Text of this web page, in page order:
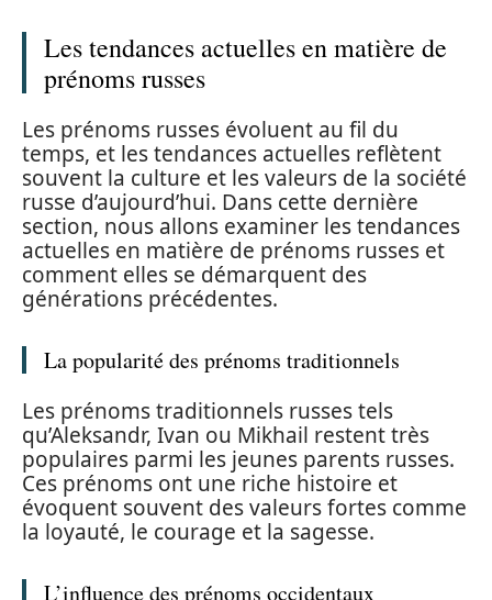
Les tendances actuelles en matière de
prénoms russes
Les prénoms russes évoluent au fil du
temps, et les tendances actuelles reflètent
souvent la culture et les valeurs de la société
russe d’aujourd’hui. Dans cette dernière
section, nous allons examiner les tendances
actuelles en matière de prénoms russes et
comment elles se démarquent des
générations précédentes.
La popularité des prénoms traditionnels
Les prénoms traditionnels russes tels
qu’Aleksandr, Ivan ou Mikhail restent très
populaires parmi les jeunes parents russes.
Ces prénoms ont une riche histoire et
évoquent souvent des valeurs fortes comme
la loyauté, le courage et la sagesse.
L’influence des prénoms occidentaux